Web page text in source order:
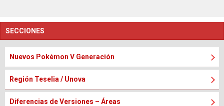
SECCIONES
Nuevos Pokémon V Generación
Región Teselia / Unova
Diferencias de Versiones – Áreas